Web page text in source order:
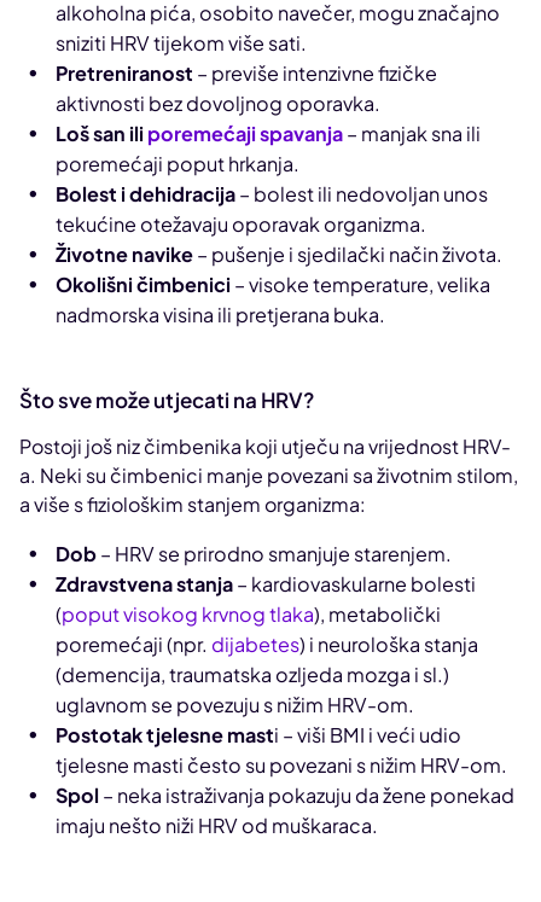
alkoholna pića, osobito navečer, mogu značajno
sniziti HRV tijekom više sati.
Pretreniranost – previše intenzivne fizičke
aktivnosti bez dovoljnog oporavka.
Loš san iliporemećaji spavanja– manjak sna ili
poremećaji poput hrkanja.
Bolest i dehidracija– bolest ili nedovoljan unos
tekućine otežavaju oporavak organizma.
Životne navike– pušenje i sjedilački način života.
Okolišni čimbenici– visoke temperature, velika
nadmorska visina ili pretjerana buka.
Što sve može utjecati na HRV?
Postoji još niz čimbenika koji utječu na vrijednost HRV-
a. Neki su čimbenici manje povezani sa životnim stilom,
a više s fiziološkim stanjem organizma:
Dob– HRV se prirodno smanjuje starenjem.
Zdravstvena stanja– kardiovaskularne bolesti
(poput visokog krvnog tlaka), metabolički
poremećaji (npr. dijabetes) i neurološka stanja
(demencija, traumatska ozljeda mozga i sl.)
uglavnom se povezuju s nižim HRV-om.
Postotak tjelesne masti – viši BMI i veći udio
tjelesne masti često su povezani s nižim HRV-om.
Spol– neka istraživanja pokazuju da žene ponekad
imaju nešto niži HRV od muškaraca.